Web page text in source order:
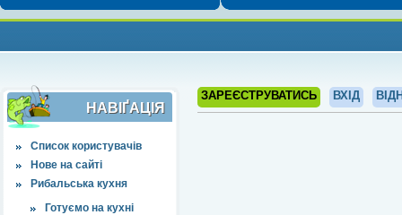
НАВІҐАЦІЯ
Список користувачів
Нове на сайті
Рибальська кухня
Готуємо на кухні
ЗАРЕЄСТРУВАТИСЬ ВХІД